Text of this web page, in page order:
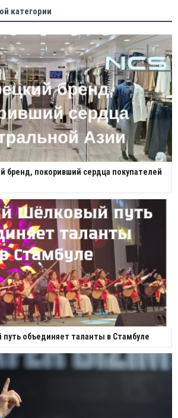
категории
бренд, покоривший сердца покупателей
объединяет таланты в Стамбуле